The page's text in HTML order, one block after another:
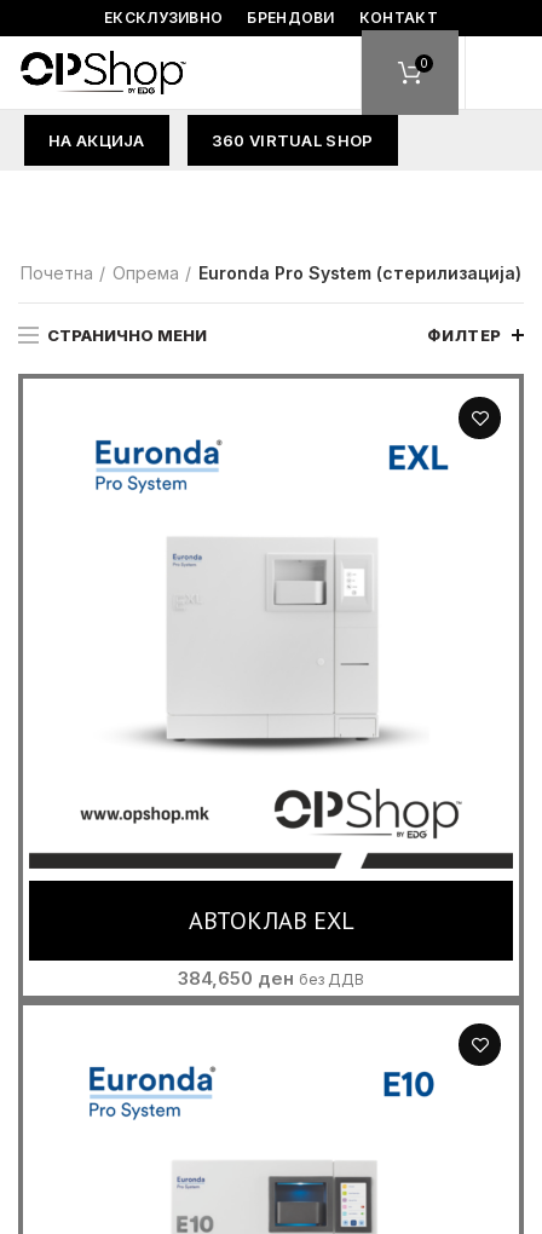
ЕКСКЛУЗИВНО БРЕНДОВИ КОНТАКТ
0
НА АКЦИЈА 360 VIRTUAL SHOP
Почетна Опрема Euronda Pro System (стерилизација)
СТРАНИЧНО МЕНИ ФИЛТЕР
АВТОКЛАВ EXL
384,650 ден без ДДВ